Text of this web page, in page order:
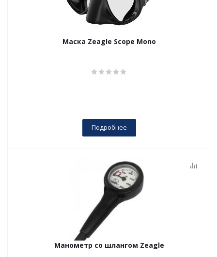
Маска Zeagle Scope Mono
Подробнее
Манометр со шлангом Zeagle